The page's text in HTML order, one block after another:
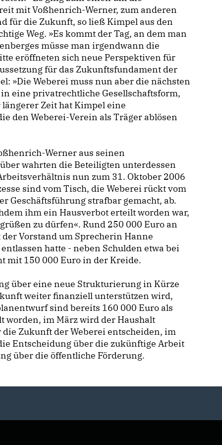
mit Voßhenrich-Werner, zum anderen
für die Zukunft, so ließ Kimpel aus den
Weg. »Es kommt der Tag, an dem man
müsse man irgendwann die
eröffneten sich neue Perspektiven für
für das Zukunftsfundament der
»Die Weberei muss nun aber die nächsten
eine privatrechtliche Gesellschaftsform,
Zeit hat Kimpel eine
den Weberei-Verein als Träger ablösen
Werner aus seinen
wahrten die Beteiligten unterdessen
nun zum 31. Oktober 2006
sind vom Tisch, die Weberei rückt vom
Geschäftsführung strafbar gemacht, ab.
ihm ein Hausverbot erteilt worden war,
zu dürfen«. Rund 250 000 Euro an
Vorstand um Sprecherin Hanne
hatte - neben Schulden etwa bei
mit 150 000 Euro in der Kreide.
über eine neue Strukturierung in Kürze
weiter finanziell unterstützen wird,
sind bereits 160 000 Euro als
worden, im März wird der Haushalt
Zukunft der Weberei entscheiden, im
Entscheidung über die zukünftige Arbeit
über die öffentliche Förderung.